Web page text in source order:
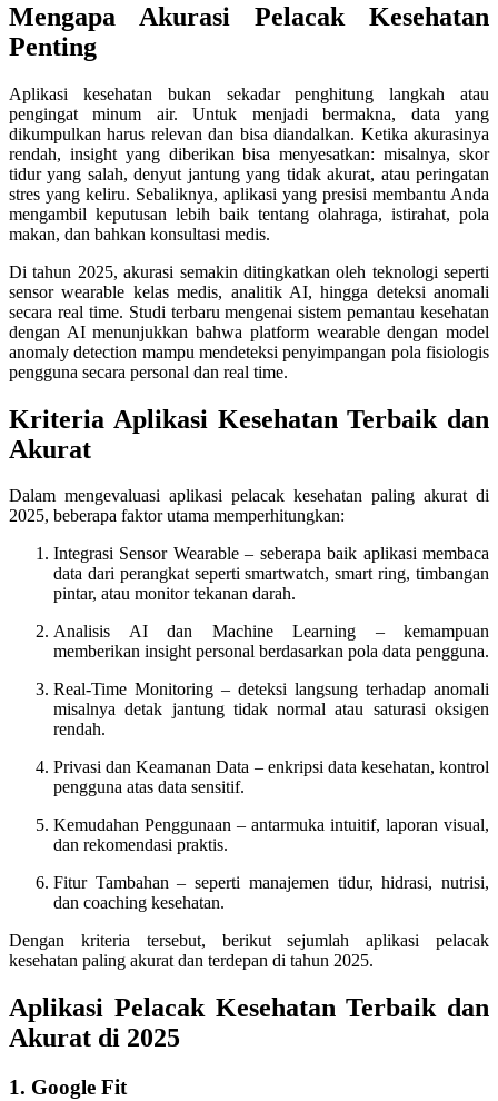
Mengapa Akurasi Pelacak Kesehatan
Penting
Aplikasi kesehatan bukan sekadar penghitung langkah atau
pengingat minum air. Untuk menjadi bermakna, data yang
dikumpulkan harus relevan dan bisa diandalkan. Ketika akurasinya
rendah, insight yang diberikan bisa menyesatkan: misalnya, skor
tidur yang salah, denyut jantung yang tidak akurat, atau peringatan
stres yang keliru. Sebaliknya, aplikasi yang presisi membantu Anda
mengambil keputusan lebih baik tentang olahraga, istirahat, pola
makan, dan bahkan konsultasi medis.
Di tahun 2025, akurasi semakin ditingkatkan oleh teknologi seperti
sensor wearable kelas medis, analitik AI, hingga deteksi anomali
secara real time. Studi terbaru mengenai sistem pemantau kesehatan
dengan AI menunjukkan bahwa platform wearable dengan model
anomaly detection mampu mendeteksi penyimpangan pola fisiologis
pengguna secara personal dan real time.
Kriteria Aplikasi Kesehatan Terbaik dan
Akurat
Dalam mengevaluasi aplikasi pelacak kesehatan paling akurat di
2025, beberapa faktor utama memperhitungkan:
Integrasi Sensor Wearable – seberapa baik aplikasi membaca
data dari perangkat seperti smartwatch, smart ring, timbangan
pintar, atau monitor tekanan darah.
Analisis AI dan Machine Learning – kemampuan
memberikan insight personal berdasarkan pola data pengguna.
Real-Time Monitoring – deteksi langsung terhadap anomali
misalnya detak jantung tidak normal atau saturasi oksigen
rendah.
Privasi dan Keamanan Data – enkripsi data kesehatan, kontrol
pengguna atas data sensitif.
Kemudahan Penggunaan – antarmuka intuitif, laporan visual,
dan rekomendasi praktis.
Fitur Tambahan – seperti manajemen tidur, hidrasi, nutrisi,
dan coaching kesehatan.
Dengan kriteria tersebut, berikut sejumlah aplikasi pelacak
kesehatan paling akurat dan terdepan di tahun 2025.
Aplikasi Pelacak Kesehatan Terbaik dan
Akurat di 2025
1. Google Fit